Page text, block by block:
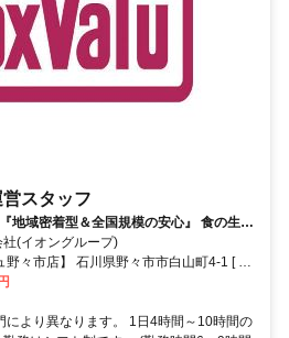
スタッフ
域密着型＆全国規模の安心』 食の生活
う(イオングループ)
野々市店】 石川県野々市市白山町4-1 [ 馬
原中学校 ]より徒歩5分 [ 野々市駅 ]より車
により異なります。 1日4時間～10時間の